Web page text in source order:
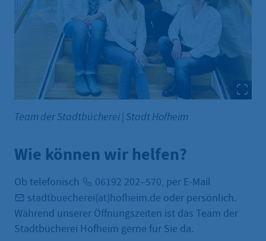
Team der Stadtbücherei Stadt Hofheim
Wie können wir helfen?
Ob telefonisch 06192 202–570, per E-Mail
stadtbuecherei(at)hofheim.de oder persönlich.
Während unserer Öffnungszeiten ist das Team der
Stadtbücherei Hofheim gerne für Sie da.